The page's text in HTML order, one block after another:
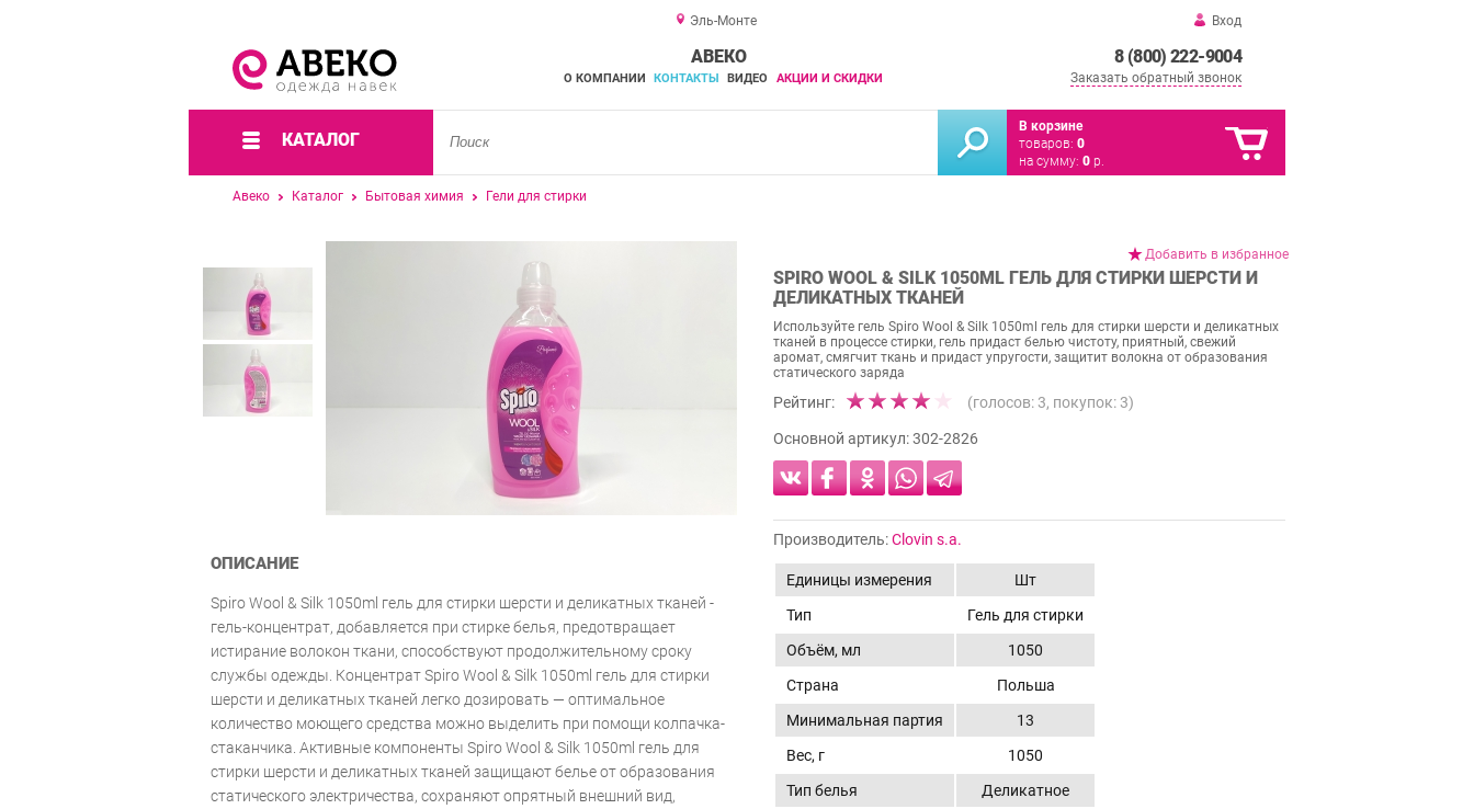
Эль-Монте Вход
8 (800) 222-9004
Заказать обратный звонок
АВЕКО
О КОМПАНИИ КОНТАКТЫ ВИДЕО АКЦИИ И СКИДКИ
КАТАЛОГ
В корзине
товаров: 0
на сумму: 0 р.
Авеко Каталог Бытовая химия Гели для стирки
Добавить в избранное
SPIRO WOOL & SILK 1050ML ГЕЛЬ ДЛЯ СТИРКИ ШЕРСТИ И
ДЕЛИКАТНЫХ ТКАНЕЙ
Используйте гель Spiro Wool & Silk 1050ml гель для стирки шерсти и деликатных
тканей в процессе стирки, гель придаст белью чистоту, приятный, свежий
аромат, смягчит ткань и придаст упругости, защитит волокна от образования
статического заряда
Рейтинг: (голосов: 3, покупок: 3)
Основной артикул:302-2826
Производитель:Clovin s.a.
Единицы измерения
Шт
Тип
Гель для стирки
Объём, мл
1050
Страна
Польша
Минимальная партия
13
Вес, г
1050
Тип белья
Деликатное
ОПИСАНИЕ
Spiro Wool & Silk 1050ml гель для стирки шерсти и деликатных тканей -
гель-концентрат, добавляется при стирке белья, предотвращает
истирание волокон ткани, способствуют продолжительному сроку
службы одежды. Концентрат Spiro Wool & Silk 1050ml гель для стирки
шерсти и деликатных тканей легко дозировать — оптимальное
количество моющего средства можно выделить при помощи колпачка-
стаканчика. Активные компоненты Spiro Wool & Silk 1050ml гель для
стирки шерсти и деликатных тканей защищают белье от образования
статического электричества, сохраняют опрятный внешний вид,